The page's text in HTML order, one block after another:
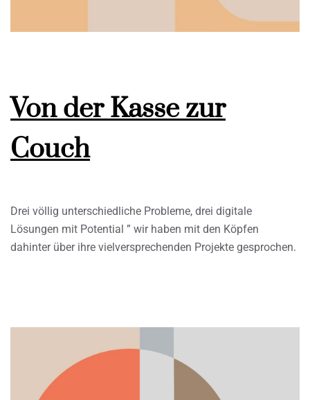
Von der Kasse zur
Couch
Drei völlig unterschiedliche Probleme, drei digitale
Lösungen mit Potential ” wir haben mit den Köpfen
dahinter über ihre vielversprechenden Projekte gesprochen.